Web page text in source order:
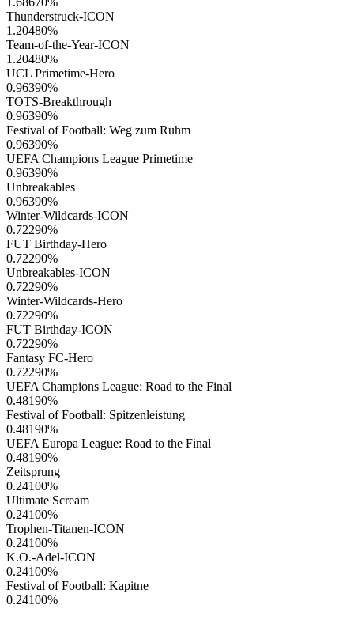
Thunderstruck-ICON
1.20480%
Team-of-the-Year-ICON
1.20480%
UCL Primetime-Hero
0.96390%
TOTS-Breakthrough
0.96390%
Festival of Football: Weg zum Ruhm
0.96390%
UEFA Champions League Primetime
0.96390%
Unbreakables
0.96390%
Winter-Wildcards-ICON
0.72290%
FUT Birthday-Hero
0.72290%
Unbreakables-ICON
0.72290%
Winter-Wildcards-Hero
0.72290%
FUT Birthday-ICON
0.72290%
Fantasy FC-Hero
0.72290%
UEFA Champions League: Road to the Final
0.48190%
Festival of Football: Spitzenleistung
0.48190%
UEFA Europa League: Road to the Final
0.48190%
Zeitsprung
0.24100%
Ultimate Scream
0.24100%
Trophen-Titanen-ICON
0.24100%
K.O.-Adel-ICON
0.24100%
Festival of Football: Kapitne
0.24100%